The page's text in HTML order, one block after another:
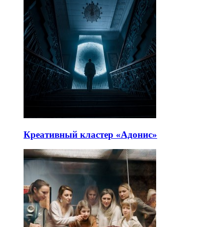
Креативный кластер «Адонис»